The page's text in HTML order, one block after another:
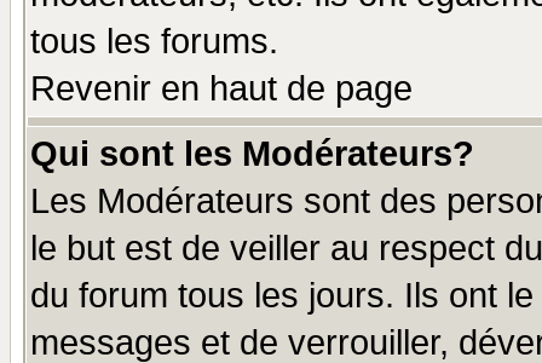
tous les forums.
Revenir en haut de page
Qui sont les Modérateurs?
Les Modérateurs sont des
le but est de veiller au respect
du forum tous les jours. Ils ont
messages et de verrouiller,